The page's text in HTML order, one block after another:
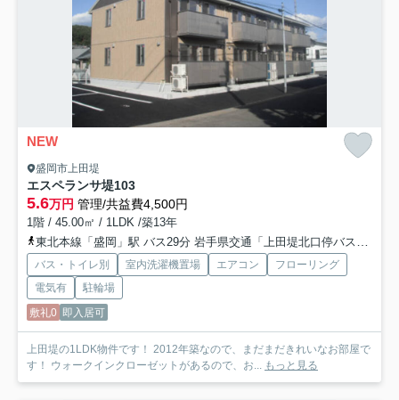
NEW
盛岡市上田堤
エスペランサ堤103
5.6万円 管理/共益費4,500円
1階 / 45.00㎡ / 1LDK /築13年
東北本線「盛岡」駅 バス29分 岩手県交通「上田堤北口停バス停」 停歩3分
バス・トイレ別 室内洗濯機置場 エアコン
フローリング
電気有
駐輪場
敷礼0 即入居可
上田堤の1LDK物件です！ 2012年築なので、まだまだきれいなお部屋で
す！ ウォークインクローゼットがあるので、お...
もっと見る